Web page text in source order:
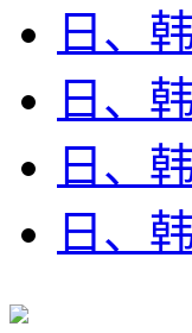
日、
日、
日、
日、